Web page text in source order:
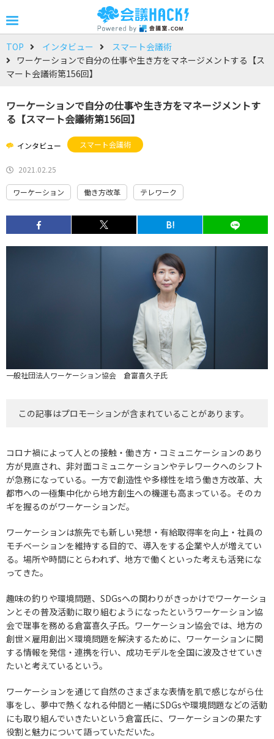
TOP インタビュー
スマート会議術
ワーケーションで自分の仕事や生き方をマネージメントする【ス
マート会議術第156回】
ワーケーションで自分の仕事や生き方をマネージメントす
る【スマート会議術第156回】
インタビュー スマート会議術
2021.02.25
ワーケーション 働き方改革 テレワーク
B!
一般社団法人ワーケーション協会 倉富喜久子氏
この記事はプロモーションが含まれていることがあります。
コロナ禍によって人との接触・働き方・コミュニケーションのあり
方が見直され、非対面コミュニケーションやテレワークへのシフト
が急務になっている。一方で創造性や多様性を培う働き方改革、大
都市への一極集中化から地方創生への機運も高まっている。そのカ
ギを握るのがワーケーションだ。
ワーケーションは旅先でも新しい発想・有給取得率を向上・社員の
モチベーションを維持する目的で、導入をする企業や人が増えてい
る。場所や時間にとらわれず、地方で働くといった考えも活発にな
ってきた。
趣味の釣りや環境問題、SDGsへの関わりがきっかけでワーケーショ
ンとその普及活動に取り組むようになったというワーケーション協
会で理事を務める倉富喜久子氏。ワーケーション協会では、地方の
創世×雇用創出×環境問題を解決するために、ワーケーションに関
する情報を発信・連携を行い、成功モデルを全国に波及させていき
たいと考えているという。
ワーケーションを通じて自然のさまざまな表情を肌で感じながら仕
事をし、夢中で熱くなれる仲間と一緒にSDGsや環境問題などの活動
にも取り組んでいきたいという倉富氏に、ワーケーションの果たす
役割と魅力について語っていただいた。